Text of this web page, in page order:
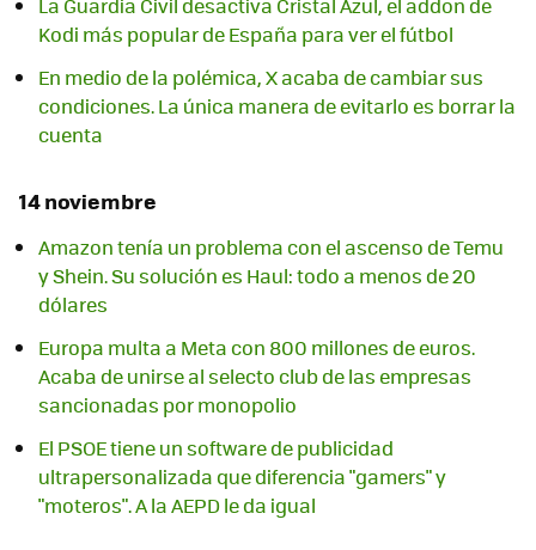
Kodi más popular de España para ver el fútbol
En medio de la polémica, X acaba de cambiar sus
condiciones. La única manera de evitarlo es borrar la
cuenta
14 noviembre
Amazon tenía un problema con el ascenso de Temu
y Shein. Su solución es Haul: todo a menos de 20
dólares
Europa multa a Meta con 800 millones de euros.
Acaba de unirse al selecto club de las empresas
sancionadas por monopolio
El PSOE tiene un software de publicidad
ultrapersonalizada que diferencia "gamers" y
"moteros". A la AEPD le da igual